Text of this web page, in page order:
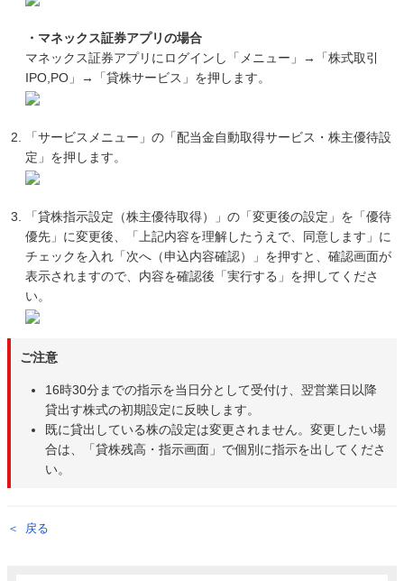
・マネックス証券アプリの場合
マネックス証券アプリにログインし「メニュー」→「株式取引
IPO,PO」→「貸株サービス」を押します。
「サービスメニュー」の「配当金自動取得サービス・株主優待設
定」を押します。
「貸株指示設定（株主優待取得）」の「変更後の設定」を「優待
優先」に変更後、「上記内容を理解したうえで、同意します」に
チェックを入れ「次へ（申込内容確認）」を押すと、確認画面が
表示されますので、内容を確認後「実行する」を押してくださ
い。
ご注意
16時30分までの指示を当日分として受付け、翌営業日以降
貸出す株式の初期設定に反映します。
既に貸出している株の設定は変更されません。変更したい場
合は、「貸株残高・指示画面」で個別に指示を出してくださ
い。
戻る